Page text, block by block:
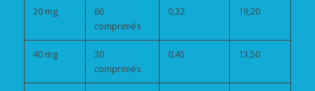
20 mg
60
comprimés
0,32 19,20
40 mg
30
comprimés
0,45 13,50